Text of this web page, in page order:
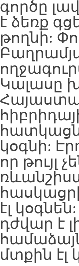
գործը
է ձեռք
թողնի:
Կալասը
կօգնի:
որ թույլ
էլ
դժվար է
մտքին էլ